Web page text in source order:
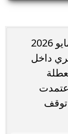
شهد سعر الدولار اليوم الجمعة 22 مايو 2026
داخل
توقف